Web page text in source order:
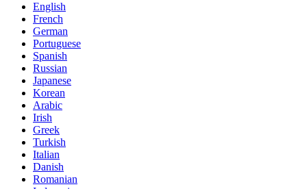
English
French
German
Portuguese
Spanish
Russian
Japanese
Korean
Arabic
Irish
Greek
Turkish
Italian
Danish
Romanian